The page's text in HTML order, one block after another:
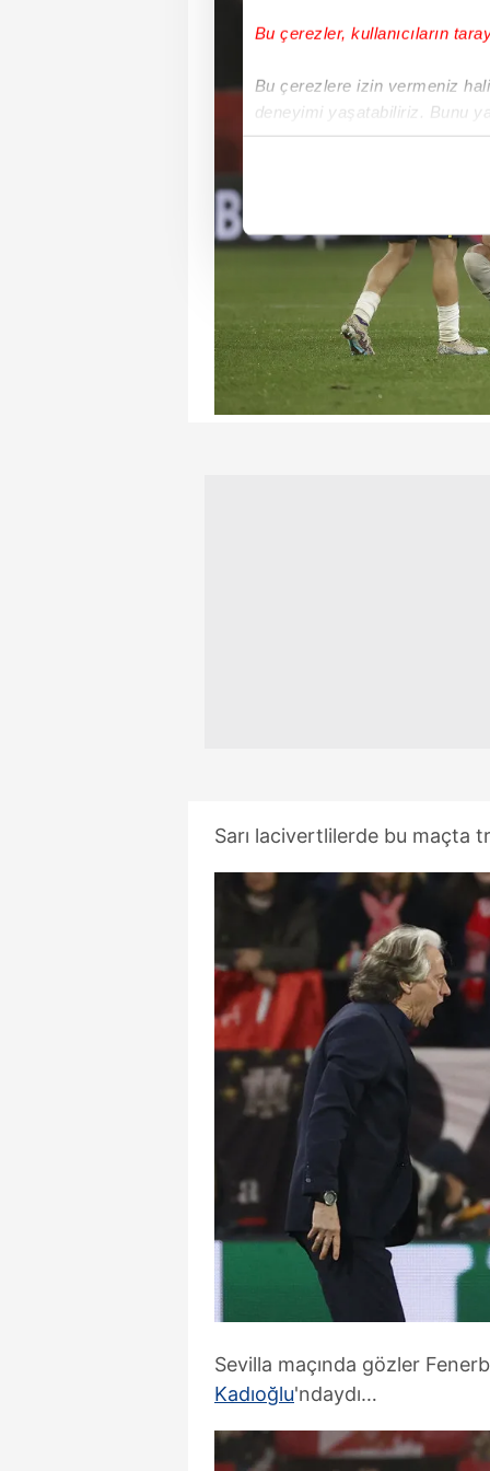
Bu çerezler, kullanıcıların
Bu çerezlere izin vermeniz
deneyimi yaşatabiliriz. Bunu
içerikleri sunabilmek adına
Sizlere daha iyi bir hizmet
çerezler vasıtasıyla çeşitli
amacıyla kullanılmaktadır.
reklam/pazarlama
Çerezlere ilişkin tercihlerinizi
Sarı lacivertlilerde bu maçta
Sevilla maçında gözler
Kadıoğlu'ndaydı…